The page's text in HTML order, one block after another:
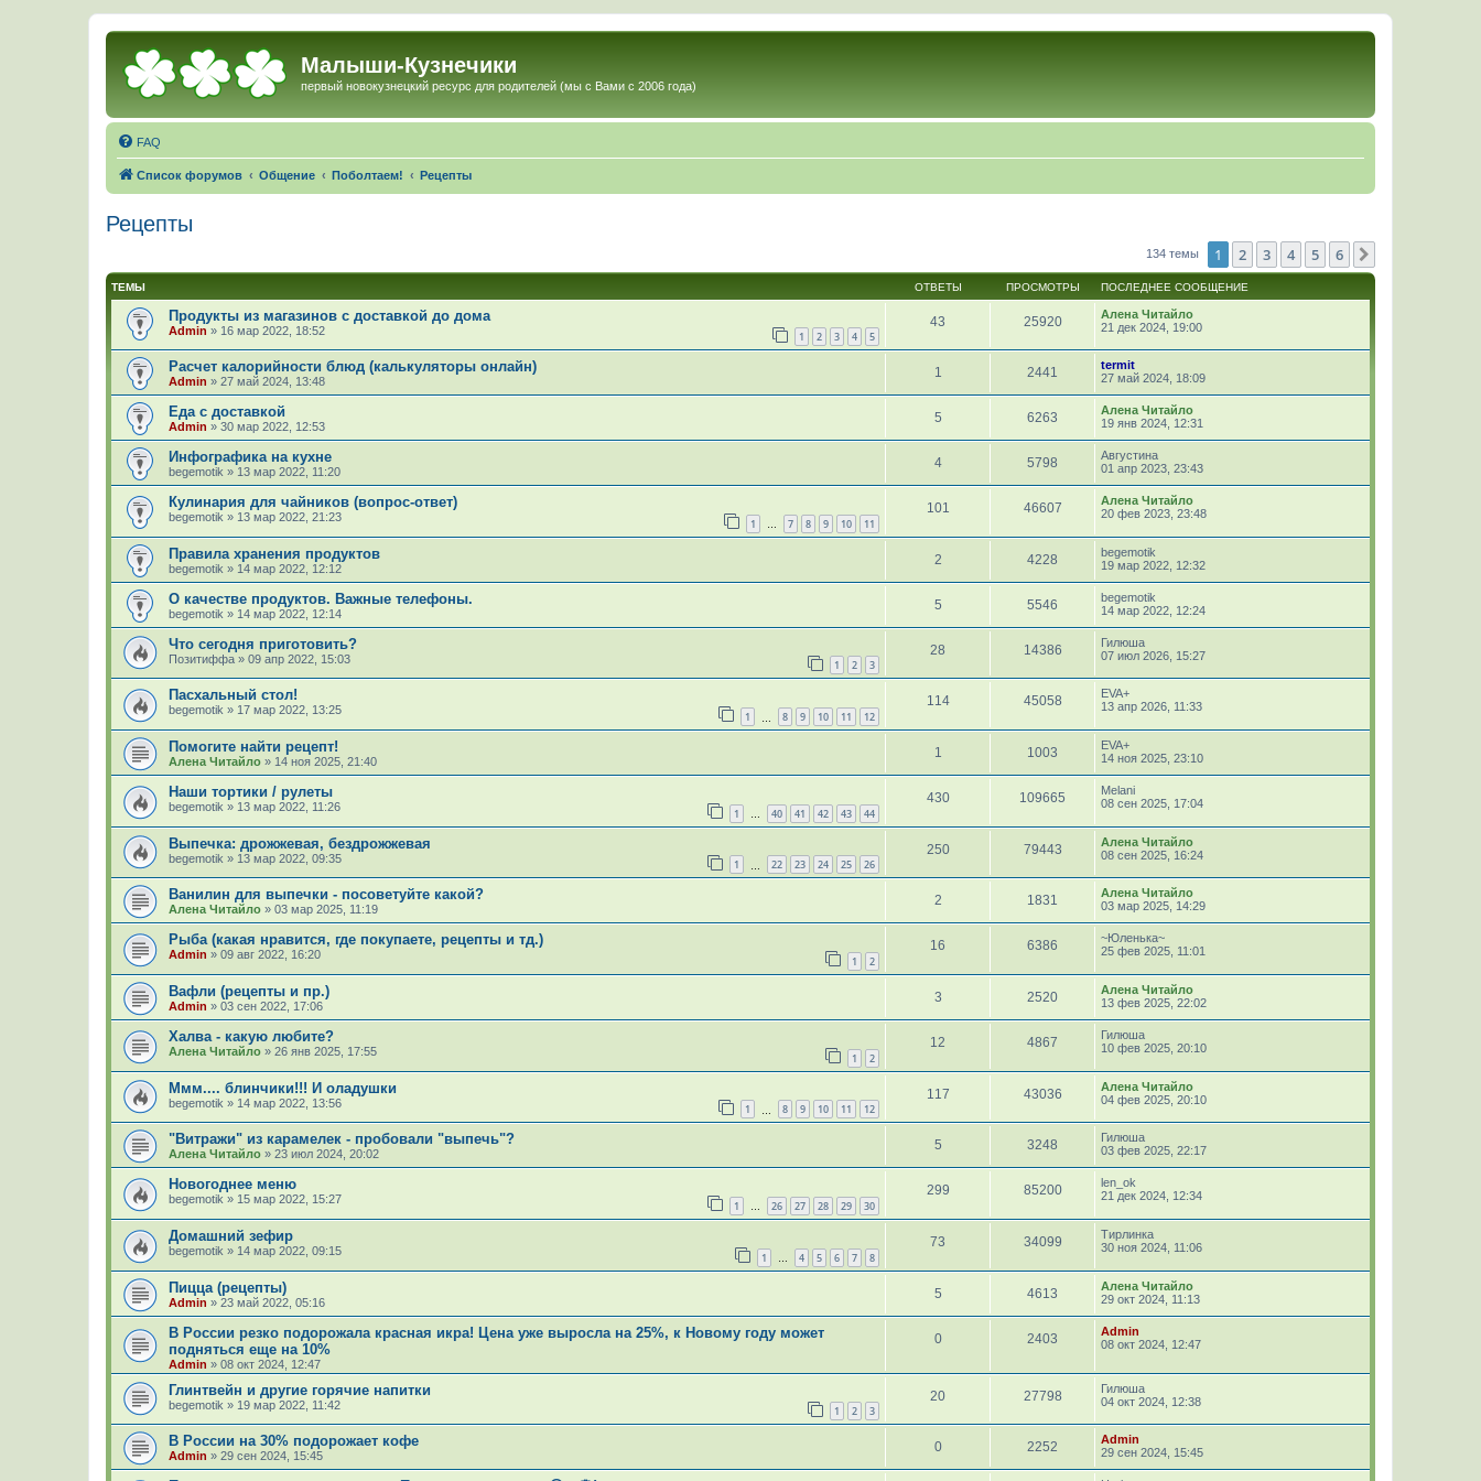
Малыши-Кузнечики
первый новокузнецкий ресурс для родителей (мы с Вами с 2006 года)
FAQ
Список форумов Общение Поболтаем! Рецепты
Рецепты
134 темы 1 2 3 4 5 6
ТЕМЫ ОТВЕТЫ ПРОСМОТРЫ ПОСЛЕДНЕЕ СООБЩЕНИЕ
Продукты из магазинов с доставкой до дома
Admin » 16 мар 2022, 18:52 1 2 3 4 5
43 25920
Алена Читайло
21 дек 2024, 19:00
Расчет калорийности блюд (калькуляторы онлайн)
Admin » 27 май 2024, 13:48
1 2441
termit
27 май 2024, 18:09
Еда с доставкой
Admin » 30 мар 2022, 12:53
5 6263
Алена Читайло
19 янв 2024, 12:31
Инфографика на кухне
begemotik » 13 мар 2022, 11:20
4 5798
Августина
01 апр 2023, 23:43
Кулинария для чайников (вопрос-ответ)
begemotik » 13 мар 2022, 21:23 1 … 7 8 9 10 11
101 46607
Алена Читайло
20 фев 2023, 23:48
Правила хранения продуктов
begemotik » 14 мар 2022, 12:12
2 4228
begemotik
19 мар 2022, 12:32
О качестве продуктов. Важные телефоны.
begemotik » 14 мар 2022, 12:14
5 5546
begemotik
14 мар 2022, 12:24
Что сегодня приготовить?
Позитиффа » 09 апр 2022, 15:03 1 2 3
28 14386
Гилюша
07 июл 2026, 15:27
Пасхальный стол!
begemotik » 17 мар 2022, 13:25 1 8 9 10 11 12
114 45058
EVA+
13 апр 2026, 11:33
Помогите найти рецепт!
Алена Читайло » 14 ноя 2025, 21:40
1 1003
EVA+
14 ноя 2025, 23:10
Наши тортики / рулеты
begemotik » 13 мар 2022, 11:26 1 … 40 41 42 43 44
430 109665
Melani
08 сен 2025, 17:04
Выпечка: дрожжевая, бездрожжевая
begemotik » 13 мар 2022, 09:35 1 22 23 24 25 26
250 79443
Алена Читайло
08 сен 2025, 16:24
Ванилин для выпечки - посоветуйте какой?
Алена Читайло » 03 мар 2025, 11:19
2 1831
Алена Читайло
03 мар 2025, 14:29
Рыба (какая нравится, где покупаете, рецепты и тд.)
Admin » 09 авг 2022, 16:20 1 2
16 6386
~Юленька~
25 фев 2025, 11:01
Вафли (рецепты и пр.)
Admin » 03 сен 2022, 17:06
3 2520
Алена Читайло
13 фев 2025, 22:02
Халва - какую любите?
Алена Читайло » 26 янв 2025, 17:55 1 2
12 4867
Гилюша
10 фев 2025, 20:10
Ммм.... блинчики!!! И оладушки
begemotik » 14 мар 2022, 13:56 1 8 9 10 11 12
117 43036
Алена Читайло
04 фев 2025, 20:10
"Витражи" из карамелек - пробовали "выпечь"?
Алена Читайло » 23 июл 2024, 20:02
5 3248
Гилюша
03 фев 2025, 22:17
Новогоднее меню
begemotik » 15 мар 2022, 15:27 1 … 26 27 28 29 30
299 85200
len_ok
21 дек 2024, 12:34
Домашний зефир
begemotik » 14 мар 2022, 09:15 1 … 4 5 6 7 8
73 34099
Тирлинка
30 ноя 2024, 11:06
Пицца (рецепты)
Admin » 23 май 2022, 05:16
5 4613
Алена Читайло
29 окт 2024, 11:13
В России резко подорожала красная икра! Цена уже выросла на 25%, к Новому году может
подняться еще на 10%
Admin » 08 окт 2024, 12:47
0 2403
Admin
08 окт 2024, 12:47
Глинтвейн и другие горячие напитки
begemotik » 19 мар 2022, 11:42 1 2 3
20 27798
Гилюша
04 окт 2024, 12:38
В России на 30% подорожает кофе
Admin » 29 сен 2024, 15:45
0 2252
Admin
29 сен 2024, 15:45